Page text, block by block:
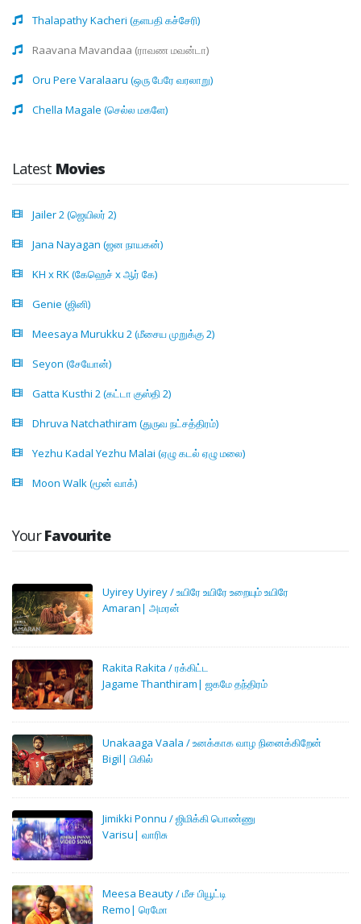
Thalapathy Kacheri (தளபதி கச்சேரி)
Raavana Mavandaa (ராவண மவன்டா)
Oru Pere Varalaaru (ஒரு பேரே வரலாறு)
Chella Magale (செல்ல மகளே)
Latest Movies
Jailer 2 (ஜெயிலர் 2)
Jana Nayagan (ஜன நாயகன்)
KH x RK (கேஹெச் x ஆர் கே)
Genie (ஜினி)
Meesaya Murukku 2 (மீசைய முறுக்கு 2)
Seyon (சேயோன்)
Gatta Kusthi 2 (கட்டா குஸ்தி 2)
Dhruva Natchathiram (துருவ நட்சத்திரம்)
Yezhu Kadal Yezhu Malai (ஏழு கடல் ஏழு மலை)
Moon Walk (மூன் வாக்)
YourFavourite
Uyirey Uyirey / உயிரே உயிரே உறையும் உயிரே
Amaran| அமரன்
Rakita Rakita / ரக்கிட்ட‌
Jagame Thanthiram| ஜகமே தந்திரம்
Unakaaga Vaala / உனக்காக வாழ நினைக்கிறேன்
Bigil| பிகில்
Jimikki Ponnu / ஜிமிக்கி பொண்ணு
Varisu| வாரிசு
Meesa Beauty / மீச பியூட்டி
Remo| ரெமோ